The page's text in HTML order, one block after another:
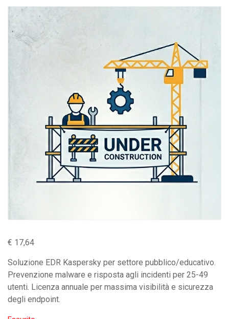
€ 17,64
Soluzione EDR Kaspersky per settore pubblico/educativo.
Prevenzione malware e risposta agli incidenti per 25-49
utenti. Licenza annuale per massima visibilità e sicurezza
degli endpoint.